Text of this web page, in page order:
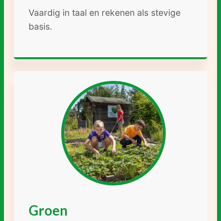
Vaardig in taal en rekenen als stevige
basis.
Groen